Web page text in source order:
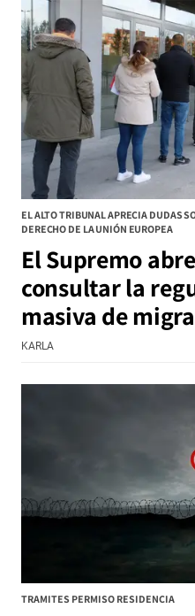
EL ALTO TRIBUNAL APRECIA DUDAS
DERECHO DE LA UNIÓN EUROPEA
El Supremo
consultar la
masiva de
KARLA
TRAMITES PERMISO RESIDENCIA